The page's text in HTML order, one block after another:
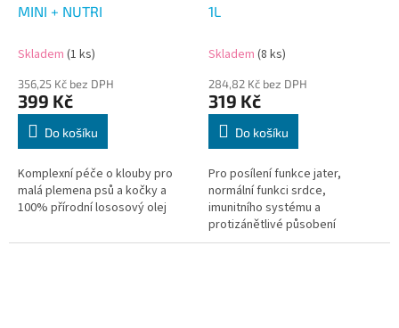
MINI + NUTRI
Skladem (1 ks)
356,25 Kč bez DPH
399 Kč
Do košíku
Komplexní péče o klouby pro
malá plemena psů a kočky a
100% přírodní lososový olej
1L
Skladem (8 ks)
284,82 Kč bez DPH
319 Kč
Do košíku
Pro posílení funkce jater,
normální funkci srdce,
imunitního systému a
protizánětlivé působení